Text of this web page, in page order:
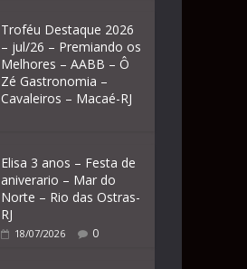
Troféu Destaque 2026
– jul/26 – Premiando os
Melhores – AABB – Ô
Zé Gastronomia –
Cavaleiros – Macaé-RJ
Elisa 3 anos – Festa de
aniverario – Mar do
Norte – Rio das Ostras-
RJ
18/07/2026 0